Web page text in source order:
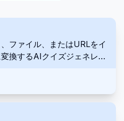
ファイル、またはURLをイ
換するAIクイズジェネレー
間での共有機能を備えてい
使用して、エンゲージメン